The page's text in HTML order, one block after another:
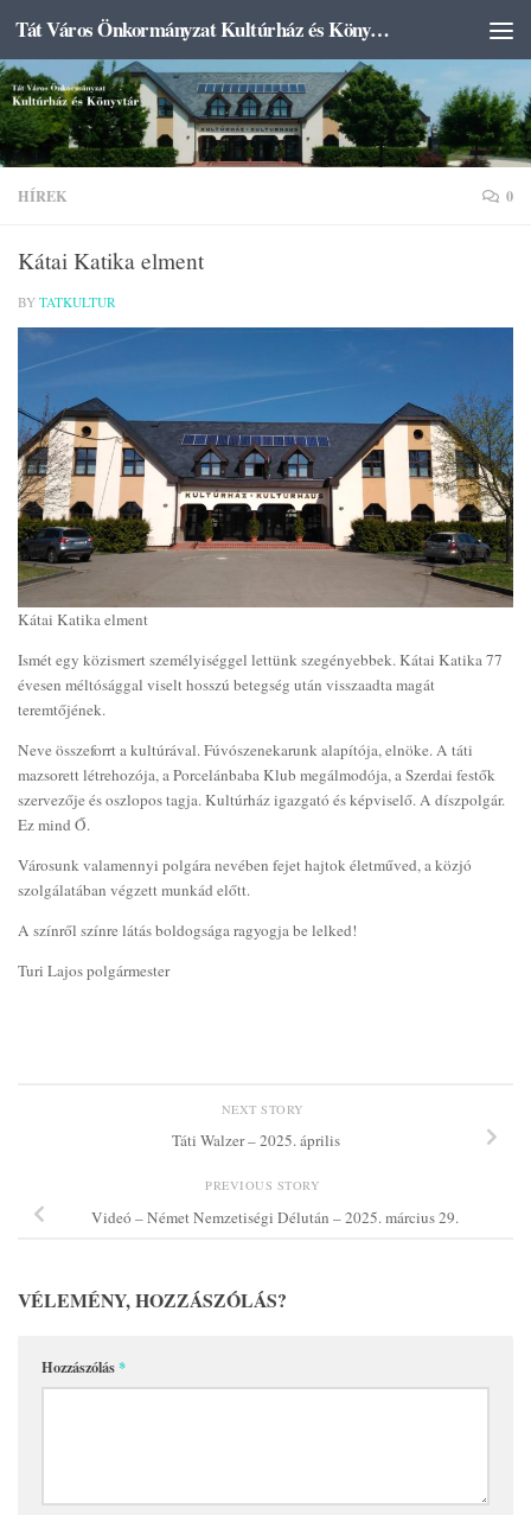
Skip to content Tát Város Önkormányzat Kultúrház és Könyvtár
HÍREK 0
Kátai Katika elment
BY TATKULTUR
Kátai Katika elment
Ismét egy közismert személyiséggel lettünk szegényebbek. Kátai Katika 77
évesen méltósággal viselt hosszú betegség után visszaadta magát
teremtőjének.
Neve összeforrt a kultúrával. Fúvószenekarunk alapítója, elnöke. A táti
mazsorett létrehozója, a Porcelánbaba Klub megálmodója, a Szerdai festők
szervezője és oszlopos tagja. Kultúrház igazgató és képviselő. A díszpolgár.
Ez mind Ő.
Városunk valamennyi polgára nevében fejet hajtok életműved, a közjó
szolgálatában végzett munkád előtt.
A színről színre látás boldogsága ragyogja be lelked!
Turi Lajos polgármester
NEXT STORY
Táti Walzer – 2025. április
PREVIOUS STORY
Videó – Német Nemzetiségi Délután – 2025. március 29.
VÉLEMÉNY, HOZZÁSZÓLÁS?
Hozzászólás*